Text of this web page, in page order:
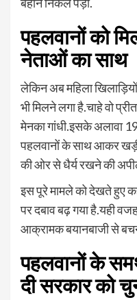
पहलवानों को
नेताओं का साथ
लेकिन अब महिला
भी मिलने लगा है.चाहे वो
मेनका गांधी.इसके अलावा
पहलवानों के साथ आकर
की ओर से धैर्य रखने की
इस पूरे मामले को देखते हुए
पर दबाव बढ़ गया है.यही
आक्रामक बयानबाजी से
पहलवानों के
दी सरकार को